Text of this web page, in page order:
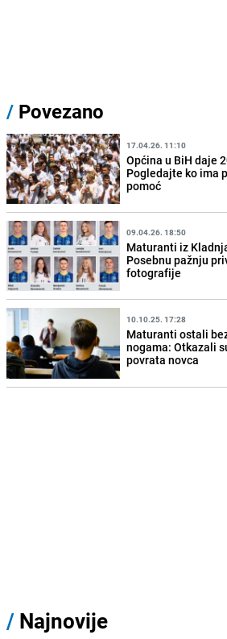
/ Povezano
17.04.26. 11:10
Općina u BiH daje
Pogledajte ko ima
pomoć
09.04.26. 18:50
Maturanti iz
Posebnu pažnju
fotografije
10.10.25. 17:28
Maturanti ostali
nogama: Otkazali
povrata novca
/ Najnovije